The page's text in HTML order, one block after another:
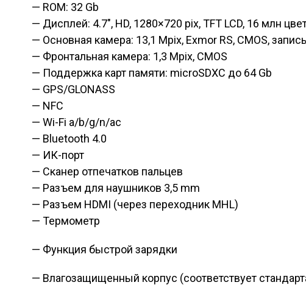
— ROM: 32 Gb
— Дисплей: 4.7″, HD, 1280×720 pix, TFT LCD, 16 млн
— Основная камера: 13,1 Mpix, Exmor RS, CMOS,
— Фронтальная камера: 1,3 Mpix, CMOS
— Поддержка карт памяти: microSDXC до 64 Gb
— GPS/GLONASS
— NFC
— Wi-Fi a/b/g/n/ac
— Bluetooth 4.0
— ИК-порт
— Сканер отпечатков пальцев
— Разъем для наушников 3,5 mm
— Разъем HDMI (через переходник MHL)
— Термометр
— Функция быстрой зарядки
— Влагозащищенный корпус (соответствует